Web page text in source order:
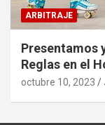
ARBITRAJE
Presentamos
Reglas en el
octubre 10, 2023